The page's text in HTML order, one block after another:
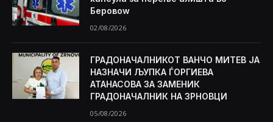
Беровоw
02/08/2026
ГРАДОНАЧАЛНИКОТ ВАНЧО МИТЕВ ЈА
НАЗНАЧИ ЉУПКА ЃОРГИЕВА
АТАНАСОВА ЗА ЗАМЕНИК
ГРАДОНАЧАЛНИК НА ЗРНОВЦИ
05/08/2026